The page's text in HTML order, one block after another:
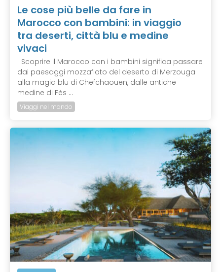
Le cose più belle da fare in
Marocco con bambini: in viaggio
tra deserti, città blu e medine
vivaci
Scoprire il Marocco con i bambini significa passare
dai paesaggi mozzafiato del deserto di Merzouga
alla magia blu di Chefchaouen, dalle antiche
medine di Fès ...
Viaggi nel mondo